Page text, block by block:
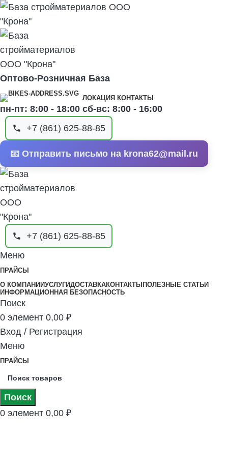
Оптово-Розничная База
ЛОКАЦИЯ КОНТАКТЫ
пн-пт: 8:00 - 18:00 сб-вс: 8:00 - 16:00
+7 (861) 625-88-85
📧 Отправить письмо на krona62@mail.ru
+7 (861) 625-88-85
Меню
ПРАЙСЫ
О КОМПАНИИУСЛУГИДОСТАВКАКОНТАКТЫ ПОЛЕЗНЫЕ СТАТЬИ
ИНФОРМАЦИОННАЯ БЕЗОПАСНОСТЬ
Поиск
0 элемент 0,00 ₽
Вход / Регистрация
Меню
ПРАЙСЫ
Поиск
0 элемент 0,00 ₽